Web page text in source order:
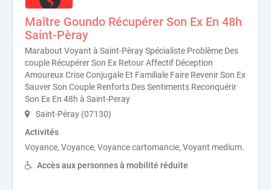
Maître Goundo Récupérer Son Ex En 48h
Saint-Pèray
Marabout Voyant à Saint-Pèray Spécialiste Problème Des
couple Récupérer Son Ex Retour Affectif Déception
Amoureux Crise Conjugale Et Familiale Faire Revenir Son Ex
Sauver Son Couple Renforts Des Sentiments Reconquérir
Son Ex En 48h à Saint-Peray
Saint-Péray (07130)
Activités
Voyance, Voyance, Voyance cartomancie, Voyant medium.
Accès aux personnes à mobilité réduite